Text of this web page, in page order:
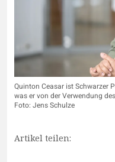
Quinton Ceasar ist Schwarzer
was er von der Verwendung
Foto: Jens Schulze
Artikel teilen: